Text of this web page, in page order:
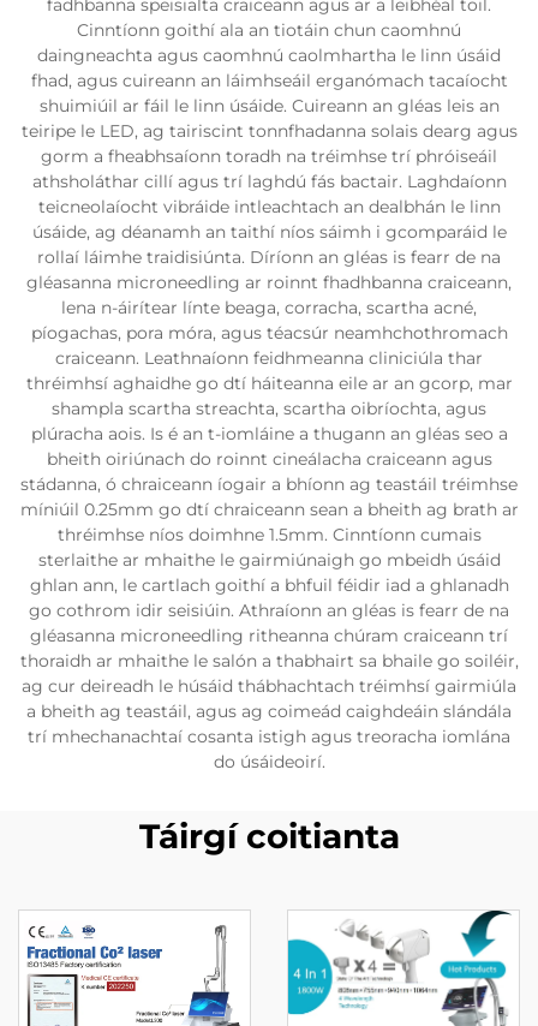
fadhbanna speisialta craiceann agus ar a leibhéal toil.
Cinntíonn goithí ala an tiotáin chun caomhnú
daingneachta agus caomhnú caolmhartha le linn úsáid
fhad, agus cuireann an láimhseáil erganómach tacaíocht
shuimiúil ar fáil le linn úsáide. Cuireann an gléas leis an
teiripe le LED, ag tairiscint tonnfhadanna solais dearg agus
gorm a fheabhsaíonn toradh na tréimhse trí phróiseáil
athsholáthar cillí agus trí laghdú fás bactair. Laghdaíonn
teicneolaíocht vibráide intleachtach an dealbhán le linn
úsáide, ag déanamh an taithí níos sáimh i gcomparáid le
rollaí láimhe traidisiúnta. Díríonn an gléas is fearr de na
gléasanna microneedling ar roinnt fhadhbanna craiceann,
lena n-áirítear línte beaga, corracha, scartha acné,
píogachas, pora móra, agus téacsúr neamhchothromach
craiceann. Leathnaíonn feidhmeanna cliniciúla thar
thréimhsí aghaidhe go dtí háiteanna eile ar an gcorp, mar
shampla scartha streachta, scartha oibríochta, agus
plúracha aois. Is é an t-iomláine a thugann an gléas seo a
bheith oiriúnach do roinnt cineálacha craiceann agus
stádanna, ó chraiceann íogair a bhíonn ag teastáil tréimhse
míniúil 0.25mm go dtí chraiceann sean a bheith ag brath ar
thréimhse níos doimhne 1.5mm. Cinntíonn cumais
sterlaithe ar mhaithe le gairmiúnaigh go mbeidh úsáid
ghlan ann, le cartlach goithí a bhfuil féidir iad a ghlanadh
go cothrom idir seisiúin. Athraíonn an gléas is fearr de na
gléasanna microneedling ritheanna chúram craiceann trí
thoraidh ar mhaithe le salón a thabhairt sa bhaile go soiléir,
ag cur deireadh le húsáid thábhachtach tréimhsí gairmiúla
a bheith ag teastáil, agus ag coimeád caighdeáin slándála
trí mhechanachtaí cosanta istigh agus treoracha iomlána
do úsáideoirí.
Táirgí coitianta